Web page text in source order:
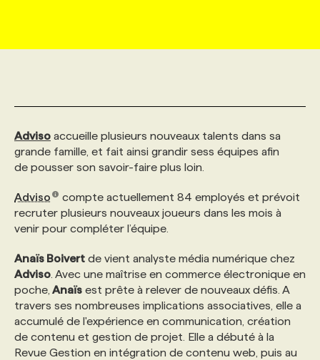
PRIX ET DISTINCTIONS
TENDANCES
GEO/SEO
ÉVÉNEMENTIEL
NOS AUTEUR‧RICES
FAQ
ANNONCEZ AVEC NOUS
FORMATIONS PERSONNALISÉES
NOS FORMATEUR‧RICES
POURQUOI CHOISIR NOS FORMATIONS
NOS TARIFS
PROGRAMMES DE SUBVENTIONS
NOS TARIFS
NOS EXPERTISES
FAQ
ANNONCEZ AVEC NOUS
Adviso accueille plusieurs nouveaux talents dans sa
grande famille, et fait ainsi grandir sess équipes afin
de pousser son savoir-faire plus loin.
Adviso
compte actuellement 84 employés et prévoit
recruter plusieurs nouveaux joueurs dans les mois à
venir pour compléter l’équipe.
Anaïs Boivert de vient analyste média numérique chez
Adviso . Avec une maîtrise en commerce électronique en
poche, Anaïs est prête à relever de nouveaux défis. A
travers ses nombreuses implications associatives, elle a
accumulé de l'expérience en communication, création
de contenu et gestion de projet. Elle a débuté à la
Revue Gestion en intégration de contenu web, puis au